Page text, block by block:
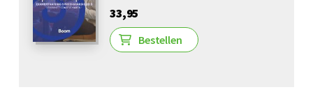
33,95
Bestellen